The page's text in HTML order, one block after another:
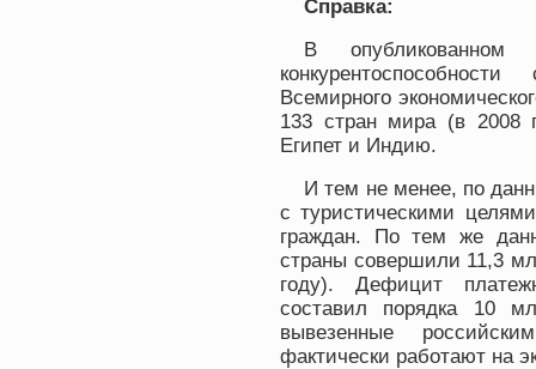
Справка:
В
Всемирного
133 стран мира (в 2008
Египет и Индию.
И тем не менее, по
с туристическими
граждан. По тем же
страны совершили 11,3
году). Дефицит
составил порядка 10
вывезенные
фактически работают на